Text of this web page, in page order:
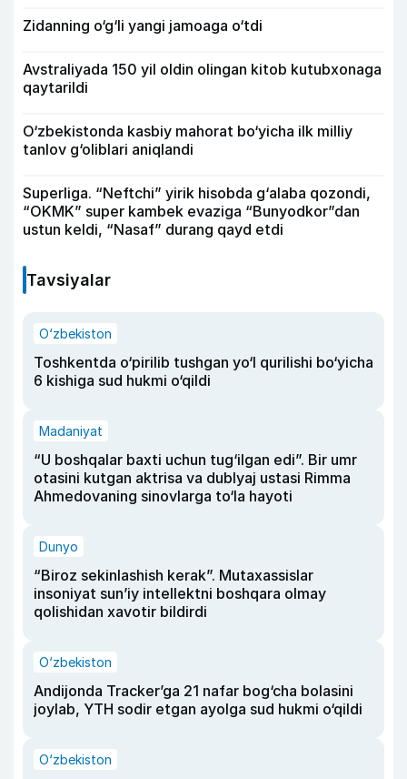
Zidanning o‘g‘li yangi jamoaga o‘tdi
Avstraliyada 150 yil oldin olingan kitob kutubxonaga
qaytarildi
O‘zbekistonda kasbiy mahorat bo‘yicha ilk milliy
tanlov g‘oliblari aniqlandi
Superliga. “Neftchi” yirik hisobda g‘alaba qozondi,
“OKMK” super kambek evaziga “Bunyodkor”dan
ustun keldi, “Nasaf” durang qayd etdi
Tavsiyalar
O‘zbekiston
Toshkentda o‘pirilib tushgan yo‘l qurilishi bo‘yicha
6 kishiga sud hukmi o‘qildi
Madaniyat
“U boshqalar baxti uchun tug‘ilgan edi”. Bir umr
otasini kutgan aktrisa va dublyaj ustasi Rimma
Ahmedovaning sinovlarga to‘la hayoti
Dunyo
“Biroz sekinlashish kerak”. Mutaxassislar
insoniyat sun’iy intellektni boshqara olmay
qolishidan xavotir bildirdi
O‘zbekiston
Andijonda Tracker’ga 21 nafar bog‘cha bolasini
joylab, YTH sodir etgan ayolga sud hukmi o‘qildi
O‘zbekiston